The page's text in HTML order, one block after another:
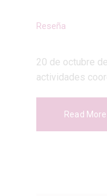
Reseña
20 de octubre
actividades
Read More